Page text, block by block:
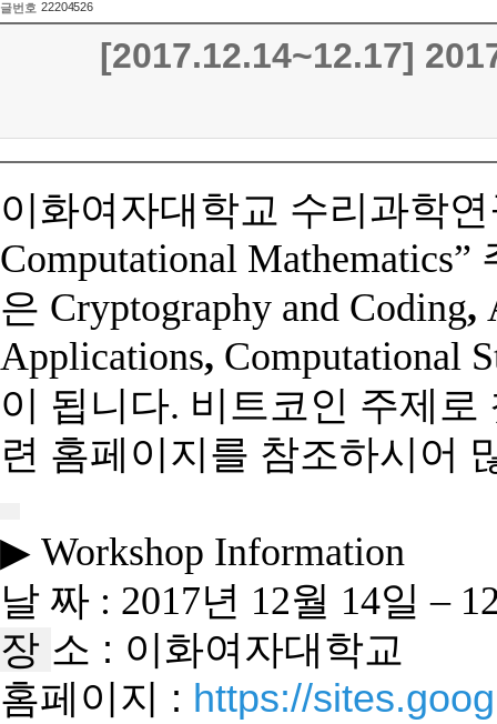
글번호 22204526
[2017.12.14~12.17]
이화여자대학교 수리과학
Computational Mathematics”
은 Cryptography and Coding,
Applications, Computational
이 됩니다. 비트코인 주제
련 홈페이지를 참조하시어
▶ Workshop Information
날 짜 : 2017년 12월 14일–
장 소 : 이화여자대학교
홈페이지 : https://